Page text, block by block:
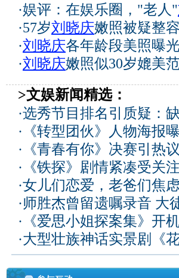
·娱评：在娱乐圈，"老人"
·57岁刘晓庆嫩照被疑整
·刘晓庆各年龄段美照曝
·刘晓庆嫩照似30岁媲美
>文娱新闻精选：
·选秀节目排名引质疑：
· 《转型团伙》人物海报
· 《青春有你》决赛引热
· 《铁探》剧情紧凑受关
·女儿们恋爱，老爸们焦
·师胜杰曾留遗嘱录音 大
· 《爱思小姐探案集》开
·大型壮族神话实景剧《